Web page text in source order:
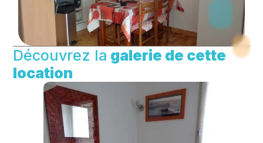
Découvrez la galerie de cette
location